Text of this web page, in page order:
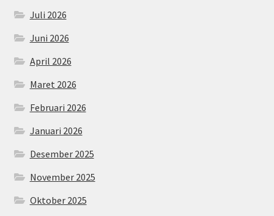
Juli 2026
Juni 2026
April 2026
Maret 2026
Februari 2026
Januari 2026
Desember 2025
November 2025
Oktober 2025